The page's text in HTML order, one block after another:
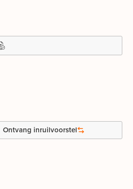
Ontvang inruilvoorstel